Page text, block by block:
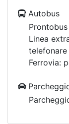
Autobus
Linea
Ferrovia: